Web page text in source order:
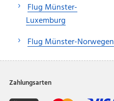
Flug Münster-
Luxemburg
Flug Münster-Norwegen